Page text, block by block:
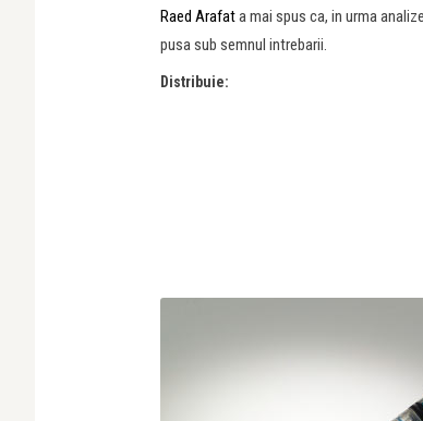
Raed Arafata mai spus ca, in urma
pusa sub semnul intrebarii.
Distribuie: